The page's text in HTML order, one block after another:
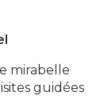
mirabelle
guidées